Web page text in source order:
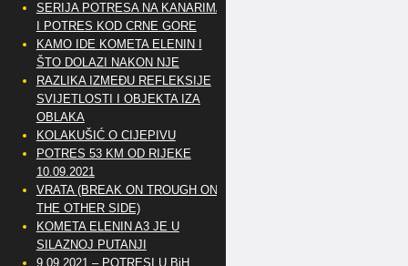
SERIJA POTRESA NA KANARIMA
I POTRES KOD CRNE GORE
KAMO IDE KOMETA ELENIN I
ŠTO DOLAZI NAKON NJE
RAZLIKA IZMEĐU REFLEKSIJE
SVIJETLOSTI I OBJEKTA IZA
OBLAKA
KOLAKUŠIĆ O CIJEPIVU
POTRES 53 KM OD RIJEKE
10.09.2021
VRATA (BREAK ON TROUGH ON
THE OTHER SIDE)
KOMETA ELENIN A3 JE U
SILAZNOJ PUTANJI
9.09.2021 – POTRESI U BiH